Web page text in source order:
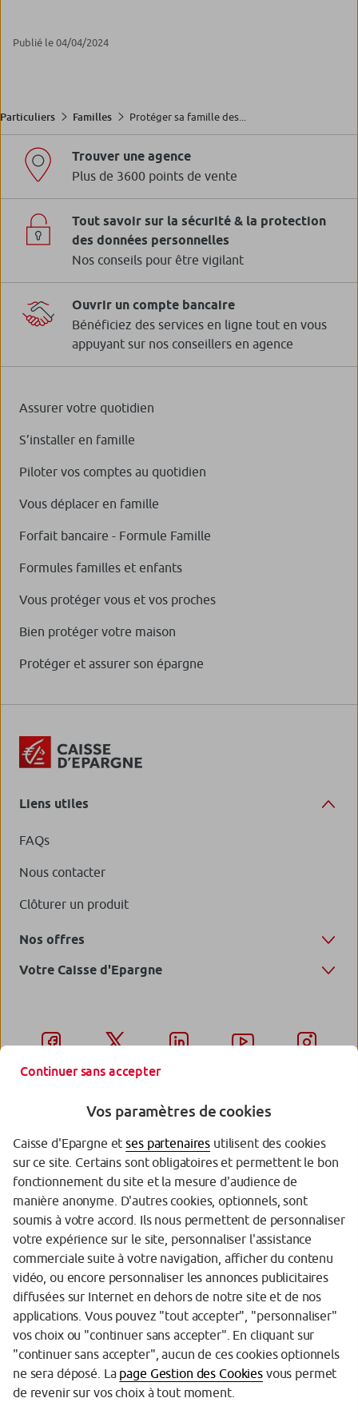
Publié le 04/04/2024
Particuliers Familles Protéger sa famille des...
Trouver une agence
Plus de 3600 points de vente
Tout savoir sur la sécurité & la protection
des données personnelles
Nos conseils pour être vigilant
Ouvrir un compte bancaire
Bénéficiez des services en ligne tout en vous
appuyant sur nos conseillers en agence
Assurer votre quotidien
S’installer en famille
Piloter vos comptes au quotidien
Vous déplacer en famille
Forfait bancaire - Formule Famille
Formules familles et enfants
Vous protéger vous et vos proches
Bien protéger votre maison
Protéger et assurer son épargne
Liens utiles
FAQs
Nous contacter
Clôturer un produit
Nos offres
Votre Caisse d'Epargne
Garantie des Dépôts
Protection des données personnelles
Politique cookies
Sécurité
Tarifs
Mentions légales
Réglementation
Accessibilité (partiellement conforme)
Continuer sans accepter
Vos paramètres de cookies
Caisse d'Epargne etses partenaires utilisent des cookies
sur ce site. Certains sont obligatoires et permettent le bon
fonctionnement du site et la mesure d'audience de
manière anonyme. D'autres cookies, optionnels, sont
soumis à votre accord. Ils nous permettent de personnaliser
votre expérience sur le site, personnaliser l'assistance
commerciale suite à votre navigation, afficher du contenu
vidéo, ou encore personnaliser les annonces publicitaires
diffusées sur Internet en dehors de notre site et de nos
applications. Vous pouvez "tout accepter", "personnaliser"
vos choix ou "continuer sans accepter". En cliquant sur
"continuer sans accepter", aucun de ces cookies optionnels
ne sera déposé. La page Gestion des Cookiesvous permet
de revenir sur vos choix à tout moment.